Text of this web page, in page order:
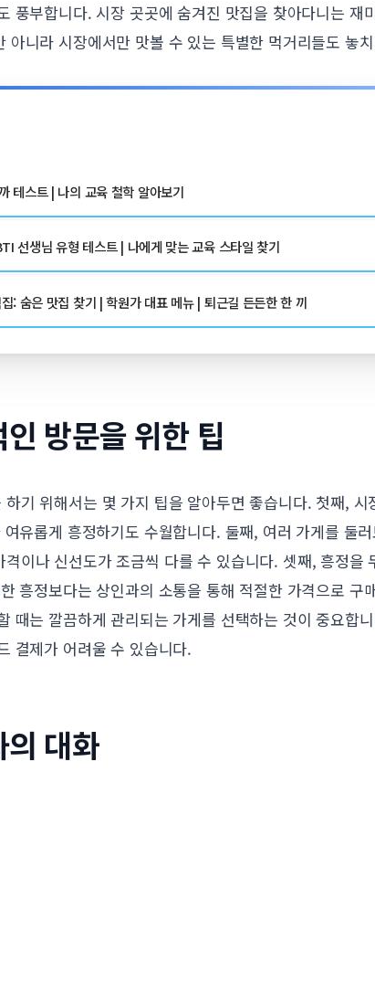
풍부합니다. 시장 곳곳에 숨겨진 맛집을 찾아다니는 재
니라 시장에서만 맛볼 수 있는 특별한 먹거리들도 놓
테스트 | 나의 교육 철학 알아보기
선생님 유형 테스트 | 나에게 맞는 교육 스타일 찾기
: 숨은 맛집 찾기 | 학원가 대표 메뉴 | 퇴근길 든든한 한 끼
방문을 위한 팁
기 위해서는 몇 가지 팁을 알아두면 좋습니다. 첫째, 시
유롭게 흥정하기도 수월합니다. 둘째, 여러 가게를 둘
이나 신선도가 조금씩 다를 수 있습니다. 셋째, 흥정을
흥정보다는 상인과의 소통을 통해 적절한 가격으로 구
때는 깔끔하게 관리되는 가게를 선택하는 것이 중요합
결제가 어려울 수 있습니다.
대화